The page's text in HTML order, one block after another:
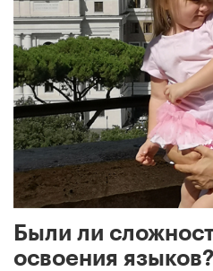
Были ли
освоения языков?